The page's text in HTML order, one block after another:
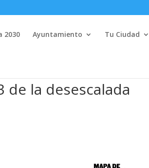
2030 Ayuntamiento Tu Ciudad
de la desescalada